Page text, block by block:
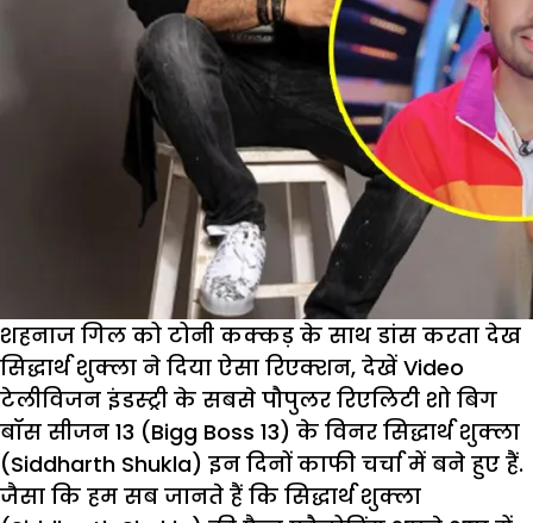
फैंस
का
धड़का
दिल,
कही
शहनाज गिल को टोनी कक्कड़ के साथ डांस करता देख
सिद्धार्थ शुक्ला ने दिया ऐसा रिएक्शन, देखें Video
टेलीविजन इंडस्ट्री के सबसे पौपुलर रिएलिटी शो बिग
बॉस सीजन 13 (Bigg Boss 13) के विनर सिद्धार्थ शुक्ला
(Siddharth Shukla) इन दिनों काफी चर्चा में बने हुए हैं.
जैसा कि हम सब जानते हैं कि सिद्धार्थ शुक्ला